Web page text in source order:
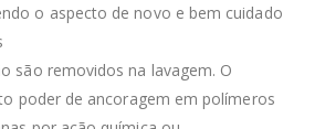
o aspecto de novo e bem cuidado
são removidos na lavagem. O
poder de ancoragem em polímeros